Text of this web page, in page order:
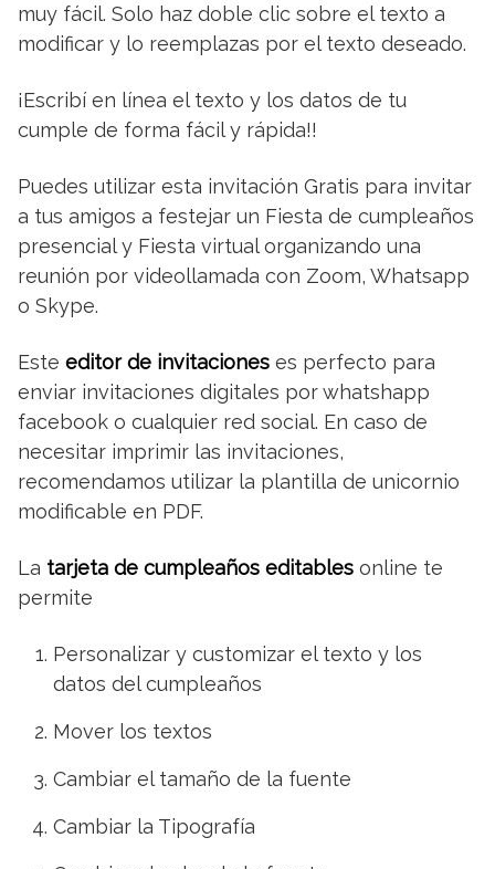
muy fácil. Solo haz doble clic sobre el texto a
modificar y lo reemplazas por el texto deseado.
¡Escribí en línea el texto y los datos de tu
cumple de forma fácil y rápida!!
Puedes utilizar esta invitación Gratis para invitar
a tus amigos a festejar un Fiesta de cumpleaños
presencial y Fiesta virtual organizando una
reunión por videollamada con Zoom, Whatsapp
o Skype.
Este editor de invitaciones es perfecto para
enviar invitaciones digitales por whatshapp
facebook o cualquier red social. En caso de
necesitar imprimir las invitaciones,
recomendamos utilizar la plantilla de unicornio
modificable en PDF.
La tarjeta de cumpleaños editables online te
permite
Personalizar y customizar el texto y los
datos del cumpleaños
Mover los textos
Cambiar el tamaño de la fuente
Cambiar la Tipografía